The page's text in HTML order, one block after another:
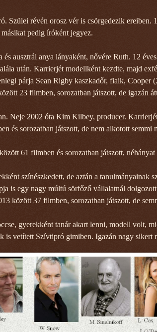
Szülei révén orosz vér is csörgedezik
pedig íróként jegyez.
és ausztrál anya lányaként, nővére Ruth. 12
után. Karrierjét modellként kezdte, majd
párja Sean Rigby kaszkadőr, fiaik, Cooper
23 filmben, sorozatban játszott, de igazán
Neje 2002 óta Kim Kilbey, producer.
és sorozatban játszott, de nem alkotott semmi
61 filmben és sorozatban játszott,
színészkedett, de aztán a tanulmányainak
is egy nagy múltú sörfőző vállalatnál
között 37 filmben, sorozatban játszott, de
gyerekként tanár akart lenni, modell volt,
is vetített Szívtipró gimiben. Igazán nagy sikert